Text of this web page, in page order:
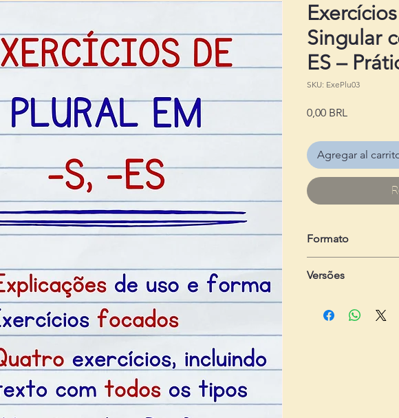
Singular
ES –
SKU: ExePlu03
0,00 BRL
Agregar al
Formato
Dois arquivos em
Versões
gabarito